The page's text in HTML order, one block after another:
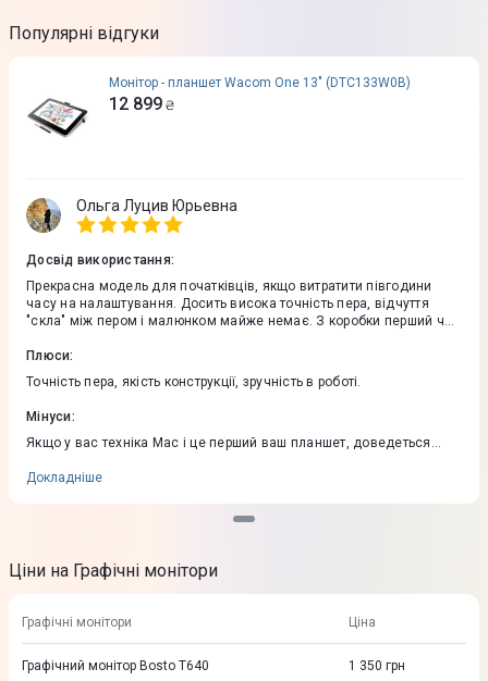
Популярні відгуки
Монітор - планшет Wacom One 13" (DTC133W0B)
12 899 ₴
Ольга Луцив Юрьевна
Досвід використання:
Прекрасна модель для початківців, якщо витратити півгодини
часу на налаштування. Досить висока точність пера, відчуття
"скла" між пером і малюнком майже немає. З коробки перший час
експлуатації проблема зникає. Конструкція зібрана добре, зайвих
скрипів і хитань при користуванні немає.
Плюси:
Точність пера, якість конструкції, зручність в роботі.
Мінуси:
Якщо у вас техніка Mac і це перший ваш планшет, доведеться
Докладніше
Ціни на Графічні монітори
Графічні монітори Ціна
Графічний монітор Bosto T640 1 350 грн